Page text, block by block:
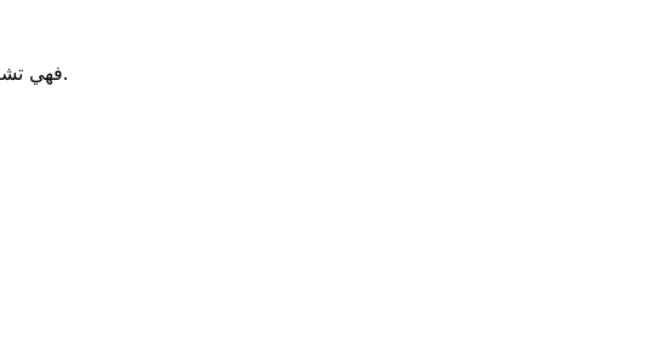
تحدد هذه الأرقام الثلاثة فرعًا معينًا. رموز BIC التي تنتهي بـ "XXX"، فهي تشير إلى المكتب الرئيسي للبنك.